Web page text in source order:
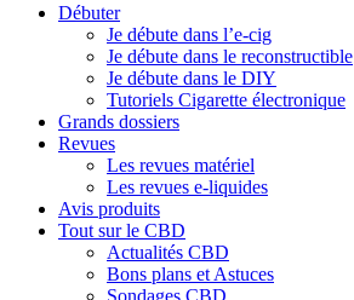
Débuter
Je débute dans l’e-cig
Je débute dans le reconstructible
Je débute dans le DIY
Tutoriels Cigarette électronique
Grands dossiers
Revues
Les revues matériel
Les revues e-liquides
Avis produits
Tout sur le CBD
Actualités CBD
Bons plans et Astuces
Sondages CBD